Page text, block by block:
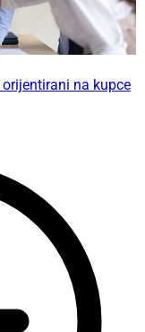
orijentirani na kupce